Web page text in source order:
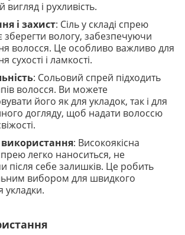
і рухливість.
і захист: Сіль у складі спрею
зберегти вологу, забезпечуючи
волосся. Це особливо важливо для
сухості і ламкості.
: Сольовий спрей підходить
волосся. Ви можете
його як для укладок, так і для
догляду, щоб надати волоссю
: Високоякісна
легко наноситься, не
після себе залишків. Це робить
вибором для швидкого
укладки.